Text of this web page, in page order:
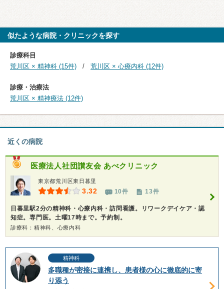
似たような病院・クリニックを探す
診療科目
荒川区 × 精神科 (15件)
荒川区 × 心療内科 (12件)
診療・治療法
荒川区 × 精神療法 (12件)
近くの病院
医療法人社団讃友会 あべクリニック
東京都荒川区東日暮里
3.32 10件 13件
日暮里駅2分の精神科・心療内科・訪問看護。リワークデイケア・認
知症。専門医。土曜17時まで。予約制。
診療科：精神科、心療内科
精神科
多職種が密接に連携し、患者様の心に徹底的に寄
り添う